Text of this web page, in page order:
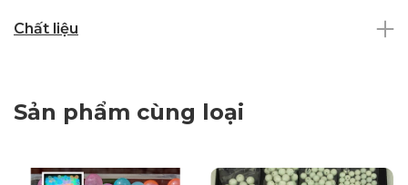
Chất liệu
Sản phẩm cùng loại